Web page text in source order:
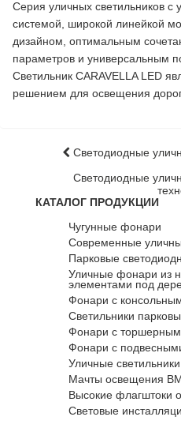
Серия уличных светильников с
системой, широкой линейкой
дизайном, оптимальным
параметров и универсальным
Светильник CARAVELLA LED
решением для освещения дорог
Светодиодные
Светодиодные
КАТАЛОГ ПРОДУКЦИИ
Чугунные фонари
Современные
Парковые
Уличные фонари из
элементами под
Фонари с
Светильники
Фонари с
Фонари с
Уличные
Мачты освещения
Высокие флагштоки
Световые